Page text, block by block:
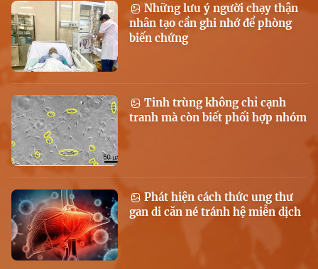
Những lưu ý người chạy thận
nhân tạo cần ghi nhớ để phòng
biến chứng
Tinh trùng không chỉ cạnh
tranh mà còn biết phối hợp nhóm
Phát hiện cách thức ung thư
gan di căn né tránh hệ miễn dịch